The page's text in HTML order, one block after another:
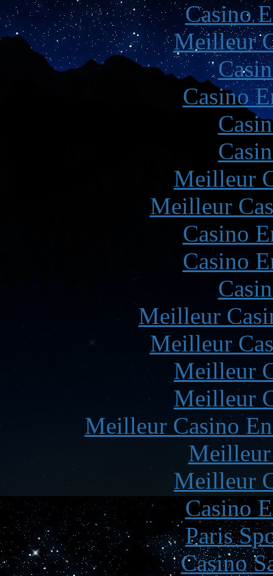
Casino
Meilleur
Casino
Meilleur
Meilleur
Casino
Casino
Meilleur
Meilleur
Meilleur
Meilleur
Meilleur Casino
Meilleur
Meilleur
Casino
Paris
Casino